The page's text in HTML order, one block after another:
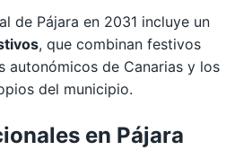
de Pájara en 2031 incluye un
, que combinan festivos
autonómicos de Canarias y los
del municipio.
en Pájara